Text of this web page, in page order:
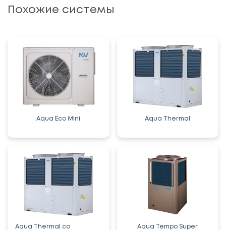
Похожие системы
Aqua Eco Mini Aqua Thermal
Aqua Thermal со
Aqua Tempo Super